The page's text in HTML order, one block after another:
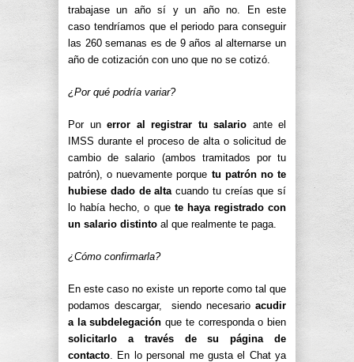
trabajase un año sí y un año no. En este
caso tendríamos que el periodo para conseguir
las 260 semanas es de 9 años al alternarse un
año de cotización con uno que no se cotizó.
¿Por qué podría variar?
Por un error al registrar tu salario ante el
IMSS durante el proceso de alta o solicitud de
cambio de salario (ambos tramitados por tu
patrón), o nuevamente porque tu patrón no te
hubiese dado de altacuando tu creías que sí
lo había hecho, o que te haya registrado con
un salario distinto al que realmente te paga.
¿Cómo confirmarla?
En este caso no existe un reporte como tal que
podamos descargar, siendo necesario acudir
a la subdelegación que te corresponda o bien
solicitarlo a través de su página de
contacto. En lo personal me gusta el Chat ya